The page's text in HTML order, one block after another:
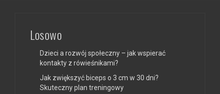
Losowo
Dzieci a rozwój społeczny – jak wspierać
kontakty z rówieśnikami?
Jak zwiększyć biceps o 3 cm w 30 dni?
Skuteczny plan treningowy